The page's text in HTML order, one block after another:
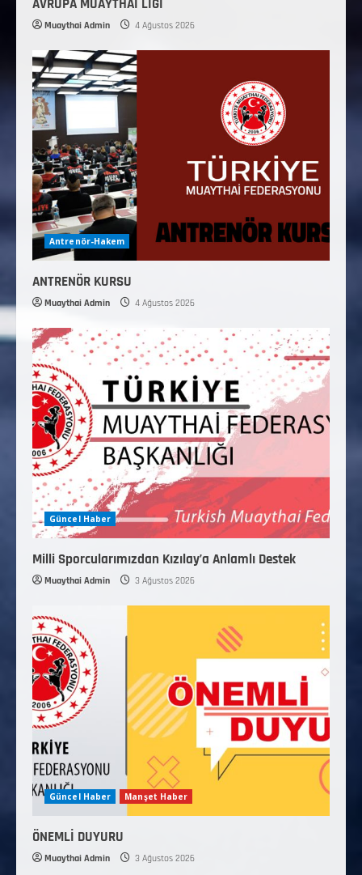
AVRUPA MUAYTHAI LİGİ
Muaythai Admin 4 Ağustos 2026
Antrenör-Hakem
ANTRENÖR KURSU
Muaythai Admin 4 Ağustos 2026
Güncel Haber
Milli Sporcularımızdan Kızılay’a Anlamlı Destek
Muaythai Admin 3 Ağustos 2026
Güncel Haber Manşet Haber
ÖNEMLİ DUYURU
Muaythai Admin 3 Ağustos 2026